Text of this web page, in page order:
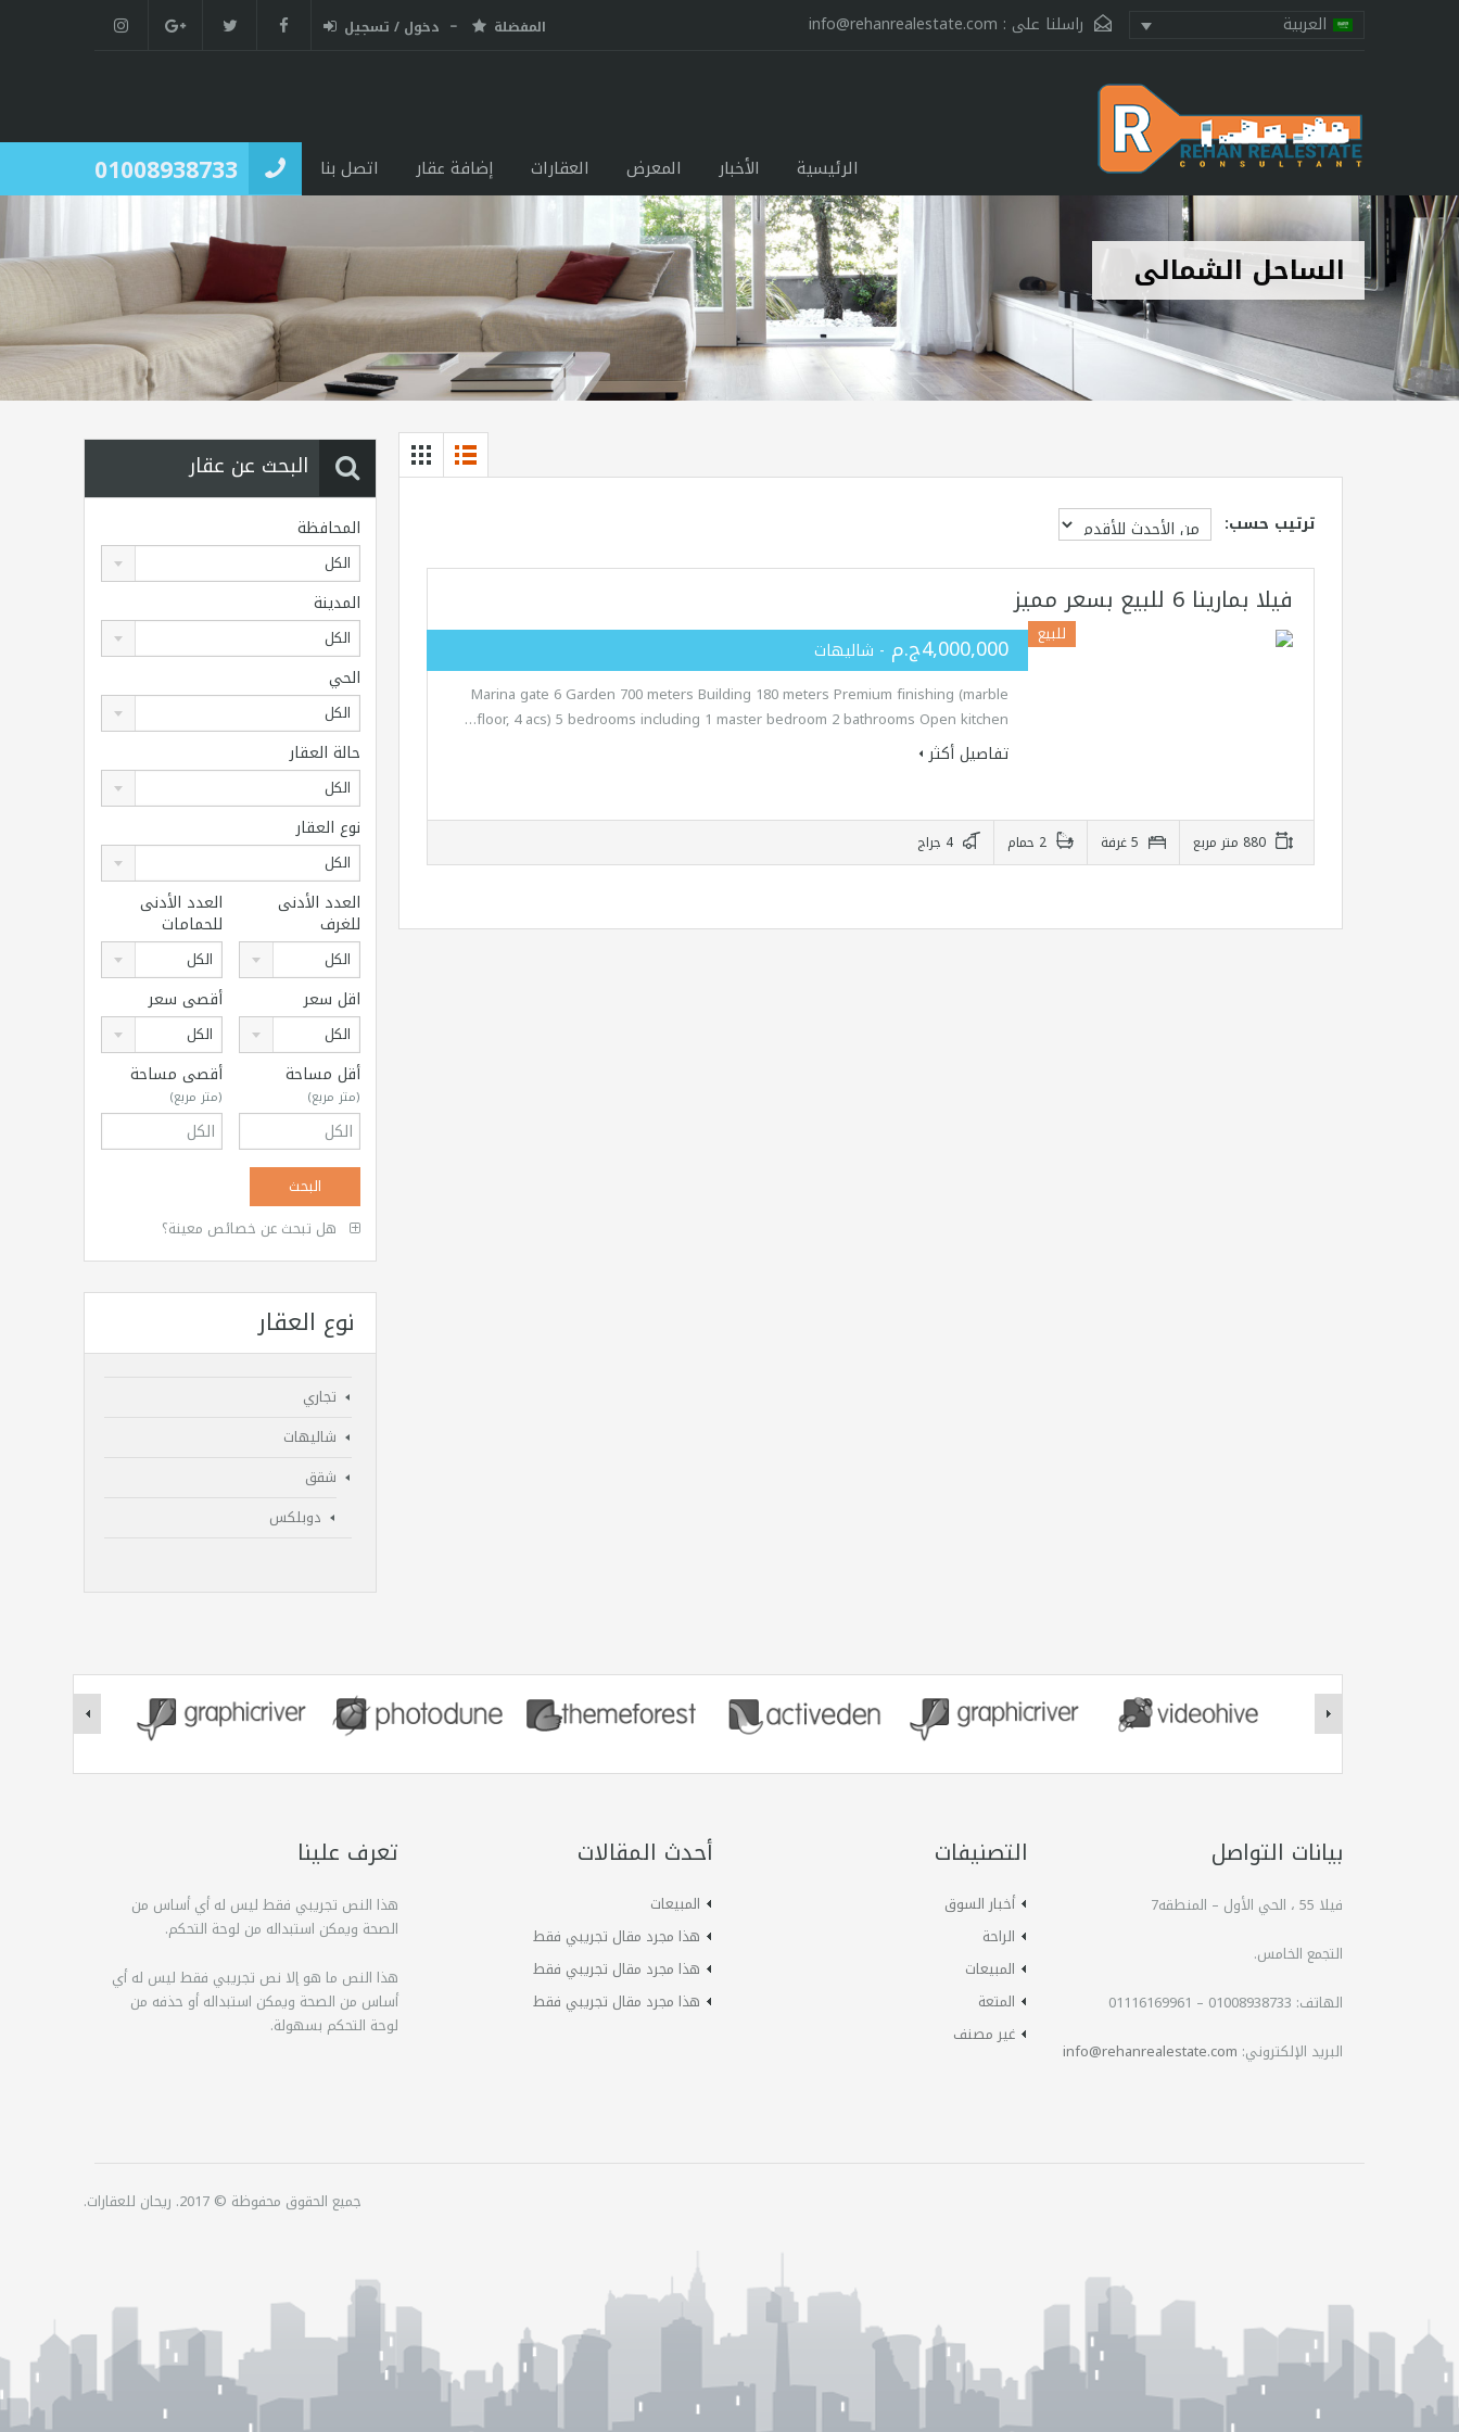
العربية راسلنا على : info@rehanrealestate.com المفضلة دخول / تسجيل
01008938733 الرئيسية الأخبار المعرض العقارات إضافة عقار اتصل بنا
الساحل الشمالى
ترتيب حسب:
فيلا بمارينا 6 للبيع بسعر مميز
للبيع 4,000,000ج.م - شاليهات
Marina gate 6 Garden 700 meters Building 180 meters Premium finishing (marble
floor, 4 acs) 5 bedrooms including 1 master bedroom 2 bathrooms Open kitchen…
تفاصيل أكثر
البحث عن عقار
المحافظة
الكل
المدينة
الكل
الحي
الكل
حالة العقار
الكل
نوع العقار
الكل
العدد الأدنى
للغرف
الكل
العدد الأدنى
للحمامات
الكل
اقل سعر
الكل
أقصى سعر
الكل
أقل مساحة
(متر مربع)
أقصى مساحة
(متر مربع)
هل تبحث عن خصائص معينة؟
نوع العقار
تجاري
شاليهات
شقق
دوبلكس
بيانات التواصل
فيلا 55 ، الحي الأول – المنطقه7
التجمع الخامس.
الهاتف: 01008938733 – 01116169961
البريد الإلكتروني: info@rehanrealestate.com
التصنيفات
أخبار السوق
الراحة
المبيعات
المتعة
غير مصنف
أحدث المقالات
المبيعات
هذا مجرد مقال تجريبي فقط
هذا مجرد مقال تجريبي فقط
هذا مجرد مقال تجريبي فقط
تعرف علينا
هذا النص تجريبي فقط ليس له أي أساس من
الصحة ويمكن استبداله من لوحة التحكم.
هذا النص ما هو إلا نص تجريبي فقط ليس له أي
أساس من الصحة ويمكن استبداله أو حذفه من
لوحة التحكم بسهولة.
جميع الحقوق محفوظة © 2017. ريحان للعقارات.